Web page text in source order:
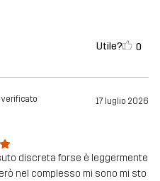
Utile? 0
17 luglio 2026
discreta forse è leggermente
nel complesso mi sono mi sto